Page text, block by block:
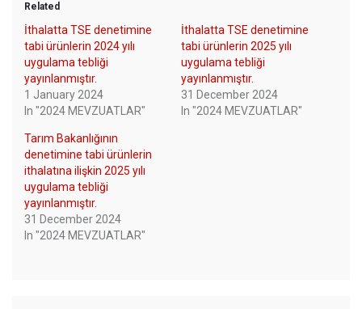
Related
İthalatta TSE denetimine
tabi ürünlerin 2024 yılı
uygulama tebliği
yayınlanmıştır.
1 January 2024
In "2024 MEVZUATLAR"
İthalatta TSE denetimine
tabi ürünlerin 2025 yılı
uygulama tebliği
yayınlanmıştır.
31 December 2024
In "2024 MEVZUATLAR"
Tarım Bakanlığının
denetimine tabi ürünlerin
ithalatına ilişkin 2025 yılı
uygulama tebliği
yayınlanmıştır.
31 December 2024
In "2024 MEVZUATLAR"